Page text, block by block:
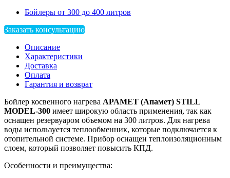
Бойлеры от 300 до 400 литров
Заказать консультацию
Описание
Характеристики
Доставка
Оплата
Гарантия и возврат
Бойлер косвенного нагрева APAMET (Апамет) STILL
MODEL-300 имеет широкую область применения, так как
оснащен резервуаром объемом на 300 литров. Для нагрева
воды используется теплообменник, которые подключается к
отопительной системе. Прибор оснащен теплоизоляционным
слоем, который позволяет повысить КПД.
Особенности и преимущества: